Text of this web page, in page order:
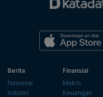
Berita
Nasional
Industri
Finansial
Makro
Keuangan